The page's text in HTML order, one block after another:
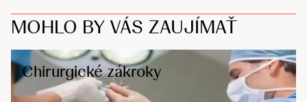
MOHLO BY VÁS ZAUJÍMAŤ
Chirurgické zákroky